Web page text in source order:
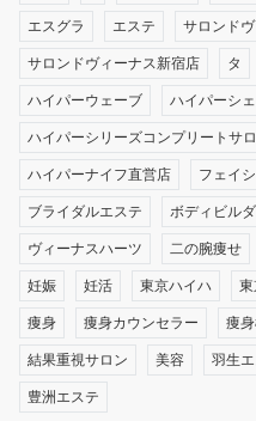
エスグラ エステ サロンド
サロンドヴィーナス新宿店 タ
ハイパーウェーブ ハイパーシ
ハイパーシリーズコンプリートサ
ハイパーナイフ直営店 フェイ
ブライダルエステ ボディビル
ヴィーナスハーツ 二の腕痩せ
妊娠 妊活 東京ハイハ
痩身 痩身カウンセラー 痩
結果重視サロン 美容 羽生
豊洲エステ